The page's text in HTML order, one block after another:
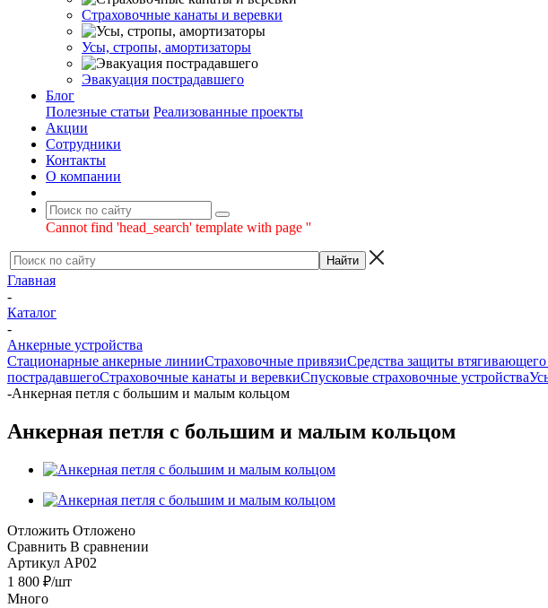
Страховочные канаты и веревки
Усы, стропы, амортизаторы
Эвакуация пострадавшего
Блог
Полезные статьи Реализованные проекты
Акции
Сотрудники
Контакты
О компании
Cannot find 'head_search' template with page ''
Главная
-
Каталог
-
Анкерные устройства
Стационарные анкерные линииСтраховочные привязиСредства защиты втягивающего
пострадавшегоСтраховочные канаты и веревкиСпусковые страховочные устройства
-Анкерная петля с большим и малым кольцом
Анкерная петля с большим и малым кольцом
Отложить Отложено
Сравнить В сравнении
Артикул AP02
1 800 ₽/шт
Много